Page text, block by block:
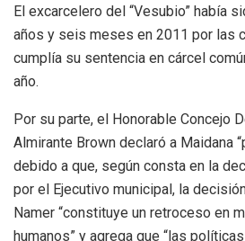
El excarcelero del “Vesubio” había
años y seis meses en 2011 por las
cumplía su sentencia en cárcel
año.
Por su parte, el Honorable Concejo
Almirante Brown declaró a Maidana
debido a que, según consta en la
por el Ejecutivo municipal, la
Namer “constituye un retroceso en
humanos” y agrega que “las